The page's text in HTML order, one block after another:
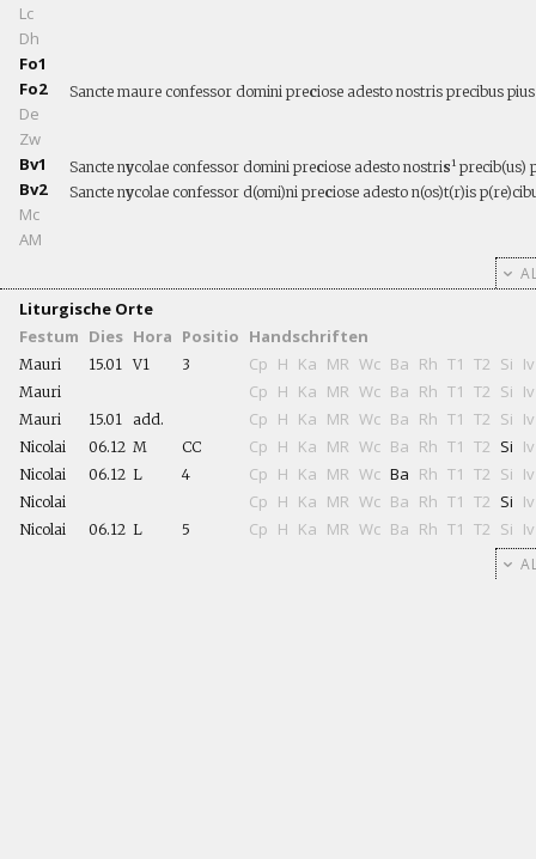
Lc
Dh
Fo1
Fo2
Sancte maure confessor domini preciose adesto nostris precibus
De
Zw
Bv1
Sancte nycolae confessor domini preciose adesto nostris¹ precib(us)
Bv2 Sancte nycolae confessor d(omi)ni preciose adesto n(os)t(r)is
Mc
AM
Liturgische Orte
Festum Dies Hora Positio Handschriften
Mauri 15.01 V1 3 Cp H Ka MR Wc Ba Rh T1 T2 Si Iv
Mauri Cp H Ka MR Wc Ba Rh T1 T2 Si Iv
Mauri 15.01 add. Cp H Ka MR Wc Ba Rh T1 T2 Si Iv
Nicolai 06.12 M CC Cp H Ka MR Wc Ba Rh T1 T2 Si Iv
Nicolai 06.12 L 4 Cp H Ka MR Wc Ba Rh T1 T2 Si Iv
Nicolai Cp H Ka MR Wc Ba Rh T1 T2 Si Iv
Nicolai 06.12 L 5 Cp H Ka MR Wc Ba Rh T1 T2 Si Iv